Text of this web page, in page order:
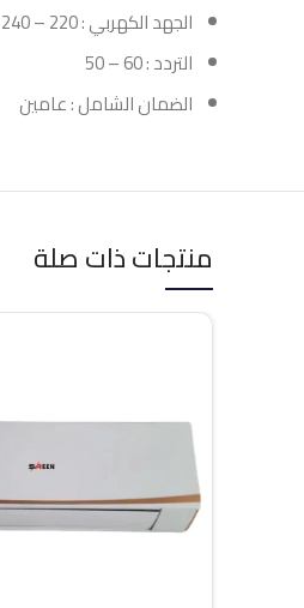
الجهد الكهربي : 220 – 240
التردد : 60 – 50
الضمان الشامل : عامين
منتجات ذات صلة